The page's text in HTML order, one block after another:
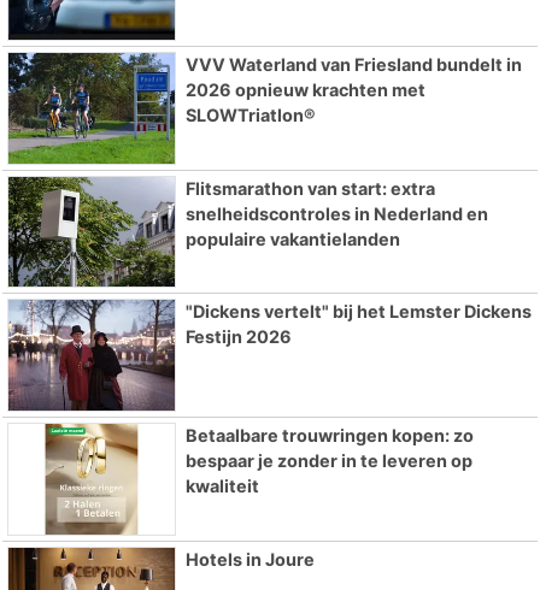
VVV Waterland van Friesland bundelt in
2026 opnieuw krachten met
SLOWTriatlon®
Flitsmarathon van start: extra
snelheidscontroles in Nederland en
populaire vakantielanden
"Dickens vertelt" bij het Lemster Dickens
Festijn 2026
Betaalbare trouwringen kopen: zo
bespaar je zonder in te leveren op
kwaliteit
Hotels in Joure